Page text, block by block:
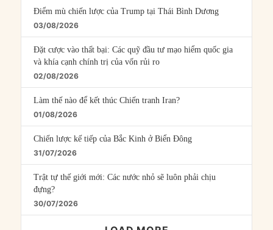
Điểm mù chiến lược của Trump tại Thái Bình Dương
03/08/2026
Đặt cược vào thất bại: Các quỹ đầu tư mạo hiểm quốc gia
và khía cạnh chính trị của vốn rủi ro
02/08/2026
Làm thế nào để kết thúc Chiến tranh Iran?
01/08/2026
Chiến lược kế tiếp của Bắc Kinh ở Biển Đông
31/07/2026
Trật tự thế giới mới: Các nước nhỏ sẽ luôn phải chịu
đựng?
30/07/2026